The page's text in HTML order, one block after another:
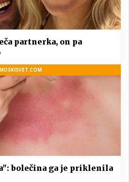
partnerka, on pa
MOSKISVET.COM
bolečina ga je priklenila